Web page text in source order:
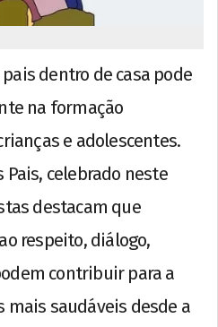
dentro de casa pode
na formação
e adolescentes.
Pais, celebrado neste
destacam que
respeito, diálogo,
contribuir para a
mais saudáveis desde a